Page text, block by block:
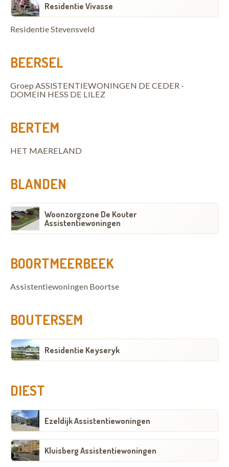
Residentie Vivasse
Residentie Stevensveld
BEERSEL
Groep ASSISTENTIEWONINGEN DE CEDER -
DOMEIN HESS DE LILEZ
BERTEM
HET MAERELAND
BLANDEN
Woonzorgzone De Kouter
Assistentiewoningen
BOORTMEERBEEK
Assistentiewoningen Boortse
BOUTERSEM
Residentie Keyseryk
DIEST
Ezeldijk Assistentiewoningen
Kluisberg Assistentiewoningen